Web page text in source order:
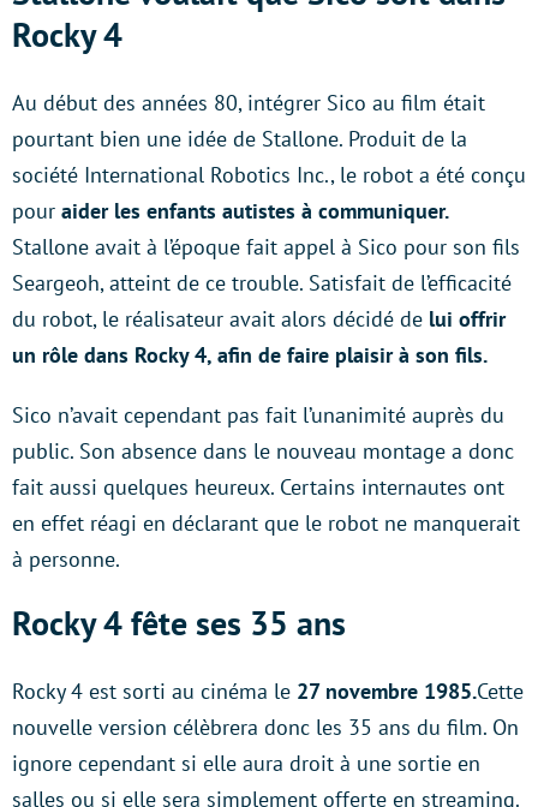
Rocky 4
Au début des années 80, intégrer Sico au film était
pourtant bien une idée de Stallone. Produit de la
société International Robotics Inc., le robot a été conçu
pour aider les enfants autistes à communiquer.
Stallone avait à l’époque fait appel à Sico pour son fils
Seargeoh, atteint de ce trouble. Satisfait de l’efficacité
du robot, le réalisateur avait alors décidé de lui offrir
un rôle dans Rocky 4, afin de faire plaisir à son fils.
Sico n’avait cependant pas fait l’unanimité auprès du
public. Son absence dans le nouveau montage a donc
fait aussi quelques heureux. Certains internautes ont
en effet réagi en déclarant que le robot ne manquerait
à personne.
Rocky 4 fête ses 35 ans
Rocky 4 est sorti au cinéma le 27 novembre 1985.Cette
nouvelle version célèbrera donc les 35 ans du film. On
ignore cependant si elle aura droit à une sortie en
salles ou si elle sera simplement offerte en streaming.